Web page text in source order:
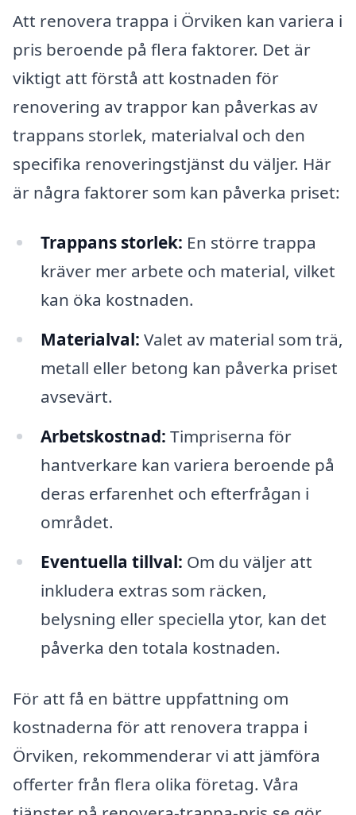
Att renovera trappa i Örviken kan variera i
pris beroende på flera faktorer. Det är
viktigt att förstå att kostnaden för
renovering av trappor kan påverkas av
trappans storlek, materialval och den
specifika renoveringstjänst du väljer. Här
är några faktorer som kan påverka priset:
Trappans storlek: En större trappa
kräver mer arbete och material, vilket
kan öka kostnaden.
Materialval: Valet av material som trä,
metall eller betong kan påverka priset
avsevärt.
Arbetskostnad: Timpriserna för
hantverkare kan variera beroende på
deras erfarenhet och efterfrågan i
området.
Eventuella tillval: Om du väljer att
inkludera extras som räcken,
belysning eller speciella ytor, kan det
påverka den totala kostnaden.
För att få en bättre uppfattning om
kostnaderna för att renovera trappa i
Örviken, rekommenderar vi att jämföra
offerter från flera olika företag. Våra